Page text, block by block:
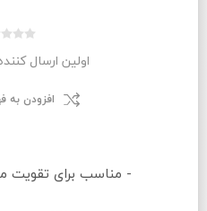
اولین ارسال
افزودن به
- مناسب برای تقویت